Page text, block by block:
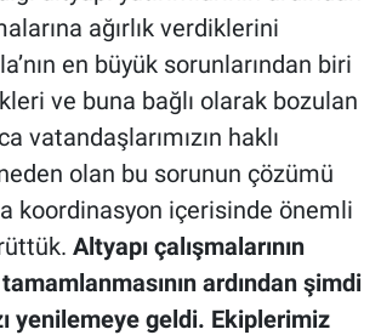
ağırlık verdiklerini
en büyük sorunlarından biri
ve buna bağlı olarak bozulan
vatandaşlarımızın haklı
olan bu sorunun çözümü
koordinasyon içerisinde önemli
Altyapı çalışmalarının
ardından şimdi
yenilemeye geldi. Ekiplerimiz